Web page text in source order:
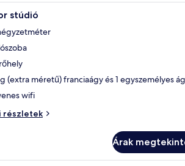
egy szék, egy éjjeliszemélyzet lámpával, és egy
Superior stúdió | Széf a
stúdió
(extra méretű) franciaágy és 1 egyszemélyes
wifi
részletek
Árak